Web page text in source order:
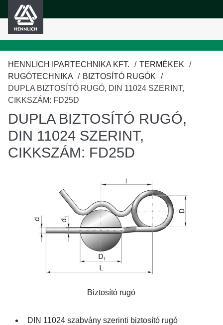
tartalomra
HENNLICH IPARTECHNIKA KFT.
TERMÉKEK
RUGÓTECHNIKA
BIZTOSÍTÓ RUGÓK
DUPLA BIZTOSÍTÓ RUGÓ, DIN 11024 SZERINT,
CIKKSZÁM: FD25D
DUPLA BIZTOSÍTÓ RUGÓ,
DIN 11024 SZERINT,
CIKKSZÁM: FD25D
Biztosító rugó
DIN 11024 szabvány szerinti biztosító rugó